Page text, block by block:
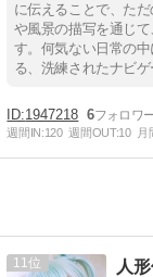
に伝えることで、た
や風景の描写を通じ
す。何気ない日常の
る、洗練されたナビゲ
1947218 6
週間IN:120 週間OUT:10 月
11 人